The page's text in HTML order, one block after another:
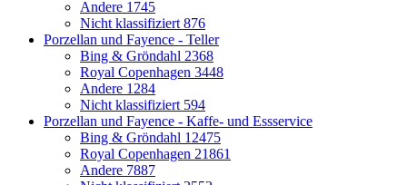
Andere 1745
Nicht klassifiziert 876
Porzellan und Fayence - Teller
Bing & Gröndahl 2368
Royal Copenhagen 3448
Andere 1284
Nicht klassifiziert 594
Porzellan und Fayence - Kaffe- und Essservice
Bing & Gröndahl 12475
Royal Copenhagen 21861
Andere 7887